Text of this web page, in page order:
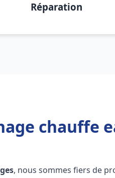
Réparation
chauffe
, nous sommes fiers de